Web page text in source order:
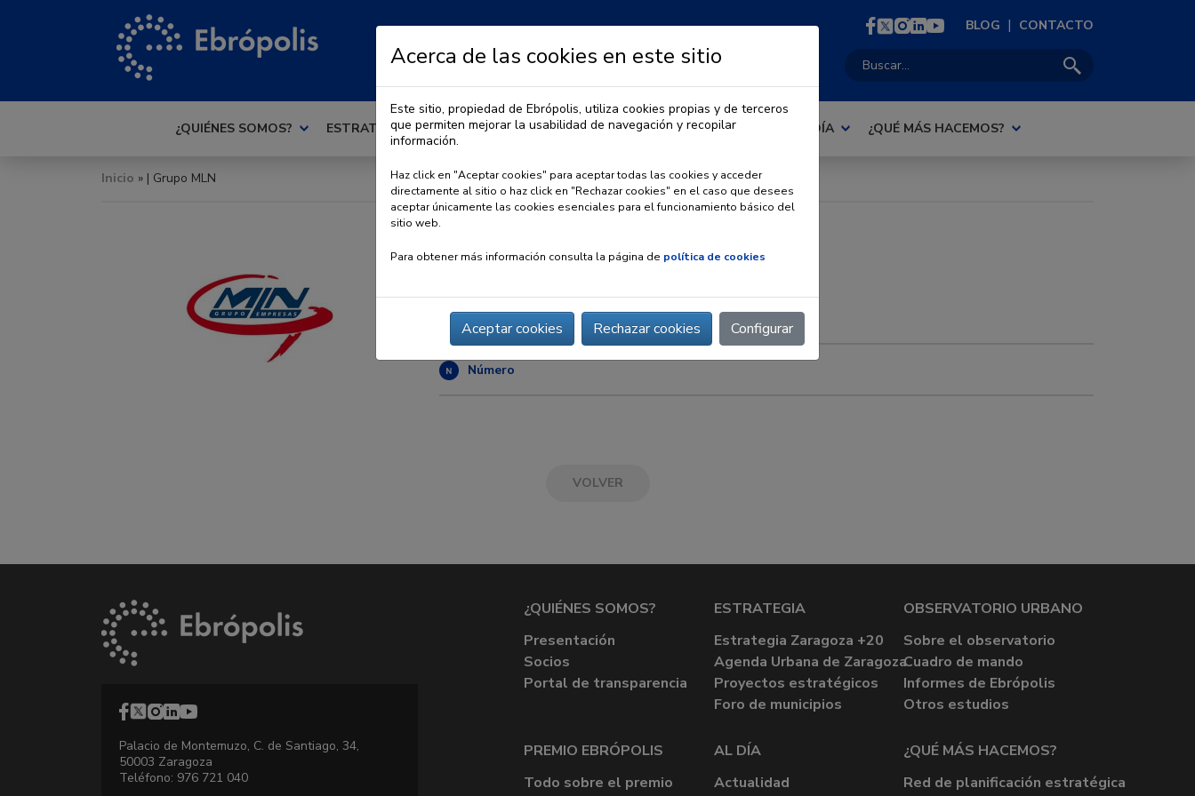
BLOG | CONTACTO
¿QUIÉNES SOMOS? ESTRATEGIA OBSERVATORIO URBANO PREMIO EBRÓPOLIS AL DÍA ¿QUÉ MÁS HACEMOS?
Inicio » | Grupo MLN
Grupo MLN
Web:http://grupo-mln.com
Número
VOLVER
Palacio de Montemuzo, C. de Santiago, 34,
50003 Zaragoza
Teléfono: 976 721 040
¿QUIÉNES SOMOS?
Presentación
Socios
Portal de transparencia
ESTRATEGIA
Estrategia Zaragoza +20
Agenda Urbana de Zaragoza
Proyectos estratégicos
Foro de municipios
OBSERVATORIO URBANO
Sobre el observatorio
Cuadro de mando
Informes de Ebrópolis
Otros estudios
PREMIO EBRÓPOLIS
Todo sobre el premio
AL DÍA
Actualidad
¿QUÉ MÁS HACEMOS?
Red de planificación estratégica
Acerca de las cookies en este sitio
Este sitio, propiedad de Ebrópolis, utiliza cookies propias y de terceros
que permiten mejorar la usabilidad de navegación y recopilar
información.
Haz click en "Aceptar cookies" para aceptar todas las cookies y acceder
directamente al sitio o haz click en "Rechazar cookies" en el caso que desees
aceptar únicamente las cookies esenciales para el funcionamiento básico del
sitio web.
Para obtener más información consulta la página de política de cookies
Aceptar cookies Rechazar cookies Configurar